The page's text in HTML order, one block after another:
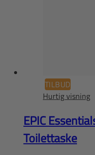
TILBUD
Hurtig visning
EPIC
Toilettaske